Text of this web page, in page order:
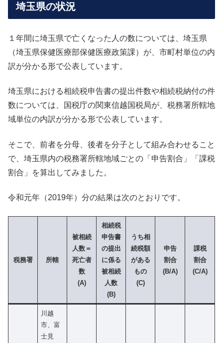
埼玉県の状況
１年間に埼玉県で亡くなった人の数については、埼玉県
（埼玉県保健医療部保健医療政策課）が、市町村単位の内
訳が分かる形で公表しています。
埼玉県における相続税申告書の提出件数や相続税納付の件
数については、国税庁の関東信越国税局が、税務署所轄地
域単位の内訳が分かる形で公表しています。
そこで、前者を分母、後者を分子として組み合わせること
で、埼玉県内の税務署所轄地域ごとの「申告割合」「課税
割合」を算出してみました。
令和元年（2019年）分の結果は次のとおりです。
税務署 所轄
被相続
人数＝
死亡者
数
(A)
相続税
申告書
の提出
に係る
被相続
人数
(B)
うち相
続税額
がある
もの
(C)
申告
割合
(B/A)
課税
割合
(C/A)
川越
市、富
士見